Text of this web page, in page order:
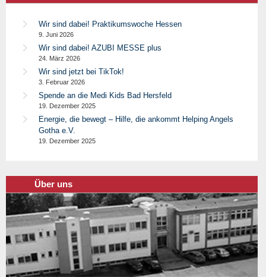
Wir sind dabei! Praktikumswoche Hessen
9. Juni 2026
Wir sind dabei! AZUBI MESSE plus
24. März 2026
Wir sind jetzt bei TikTok!
3. Februar 2026
Spende an die Medi Kids Bad Hersfeld
19. Dezember 2025
Energie, die bewegt – Hilfe, die ankommt Helping Angels
Gotha e.V.
19. Dezember 2025
Über uns